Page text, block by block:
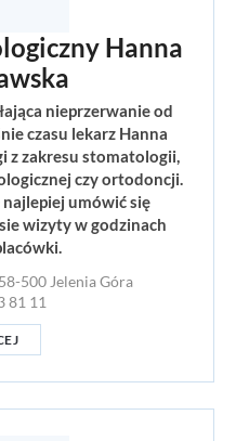
Hanna
nieprzerwanie od
czasu lekarz Hanna
z zakresu stomatologii,
czy ortodoncji.
umówić się
wizyty w godzinach
500 Jelenia Góra
81 11